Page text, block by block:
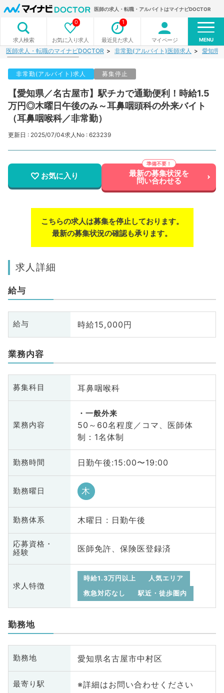
医師の求人・転職・アルバイトはマイナビDOCTOR
求人検索 お気に入り求人
0
最近見た求人
1
マイページ MENU
医師求人・転職のマイナビDOCTOR 非常勤(アルバイト)医師求人 愛知県
非常勤(アルバイト)求人 募集停止
【愛知県／名古屋市】駅チカで通勤便利！時給1.5
万円◎木曜日午後のみ～耳鼻咽頭科の外来バイト
（耳鼻咽喉科／非常勤）
更新日 : 2025/07/04求人No : 623239
お気に入り 最新の募集状況を
問い合わせる
こちらの求人は募集を停止しております。
最新の募集状況の確認も承ります。
求人詳細
給与
給与 時給15,000円
業務内容
募集科目 耳鼻咽喉科
業務内容
一般外来
50～60名程度／コマ、医師体
制：1名体制
勤務時間 日勤午後:15:00〜19:00
勤務曜日 木
勤務体系 木曜日 : 日勤午後
応募資格・
経験
医師免許、保険医登録済
求人特徴
時給1.3万円以上
人気エリア
救急対応なし
駅近・徒歩圏内
勤務地
勤務地 愛知県名古屋市中村区
最寄り駅 ※詳細はお問い合わせください